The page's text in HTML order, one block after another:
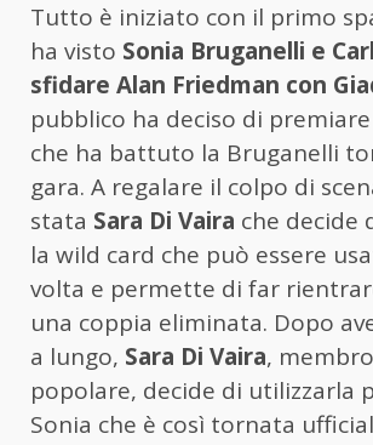
Tutto è iniziato con il primo
ha visto Sonia Bruganelli e
sfidare Alan Friedman con
pubblico ha deciso di
che ha battuto la Bruganelli
gara. A regalare il colpo di
stata Sara Di Vaira che decide
la wild card che può essere
volta e permette di far
una coppia eliminata. Dopo
a lungo, Sara Di Vaira,
popolare, decide di utilizzarla
Sonia che è così tornata